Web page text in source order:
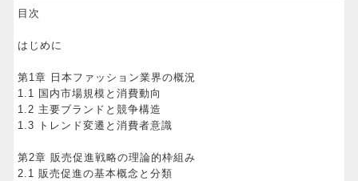
目次
はじめに
第1章 日本ファッション業界の概況
1.1 国内市場規模と消費動向
1.2 主要ブランドと競争構造
1.3 トレンド変遷と消費者意識
第2章 販売促進戦略の理論的枠組み
2.1 販売促進の基本概念と分類